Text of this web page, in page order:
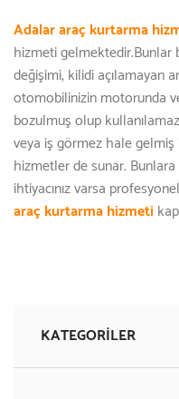
Adalar araç kurtarma
hizmeti gelmektedir.Bunlar
değişimi, kilidi açılamayan
otomobilinizin motorunda
bozulmuş olup
veya iş görmez hale
hizmetler de sunar.
ihtiyacınız varsa
araç kurtarma hizmeti
KATEGORILER